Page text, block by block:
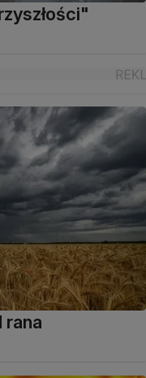
rana